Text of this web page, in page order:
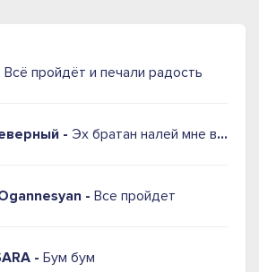
Всё пройдёт и печали радость
- Эх братан налей мне водочки
- Все пройдет
- Бум бум